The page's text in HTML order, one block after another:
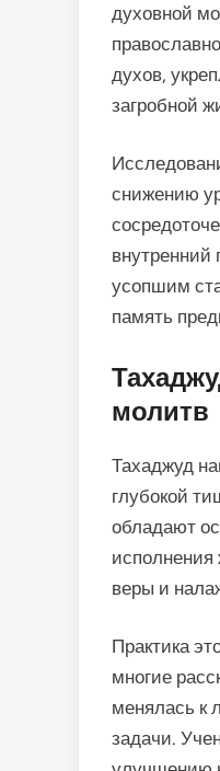
духовной
духов,
загробной
снижению
внутренний
усопшим
память
молитв
Тахаджуд
глубокой
обладают
исполнения
веры и
Практика
многие
менялась к
задачи.